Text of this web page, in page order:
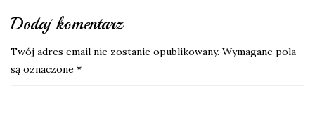
Dodaj komentarz
Twój adres email nie zostanie opublikowany. Wymagane pola
są oznaczone *